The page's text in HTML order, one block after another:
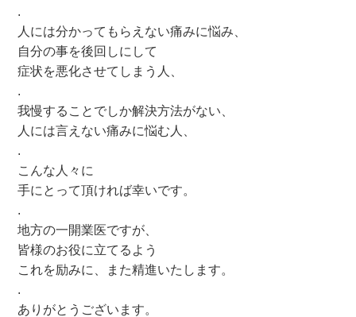
.
人には分かってもらえない痛みに悩み、
自分の事を後回しにして
症状を悪化させてしまう人、
.
我慢することでしか解決方法がない、
人には言えない痛みに悩む人、
.
こんな人々に
手にとって頂ければ幸いです。
.
地方の一開業医ですが、
皆様のお役に立てるよう
これを励みに、また精進いたします。
.
ありがとうございます。